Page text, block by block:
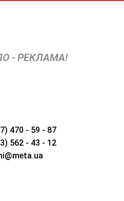
- РЕКЛАМА!
470 - 59 - 87
562 - 43 - 12